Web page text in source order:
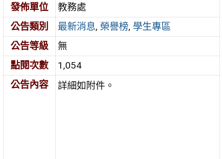
發佈單位
教務處
公告類別
最新消息, 榮譽榜, 學生專區
公告等級
無
點閱次數
1,054
公告內容
詳細如附件。